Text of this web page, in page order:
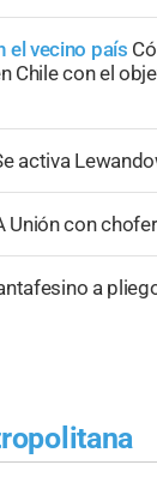
el vecino país
Chile con el
activa
Unión con chofer
a